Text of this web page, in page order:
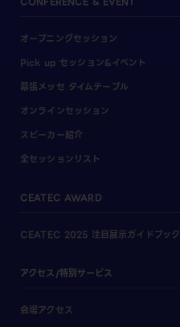
オープニングセッション
Pick up セッション&イベント
幕張メッセ タイムテーブル
オンラインセッション
スピーカー紹介
全セッションリスト
CEATEC AWARD
CEATEC 2025 注目展示ガイドブック
アクセス/特別サービス
会場アクセス